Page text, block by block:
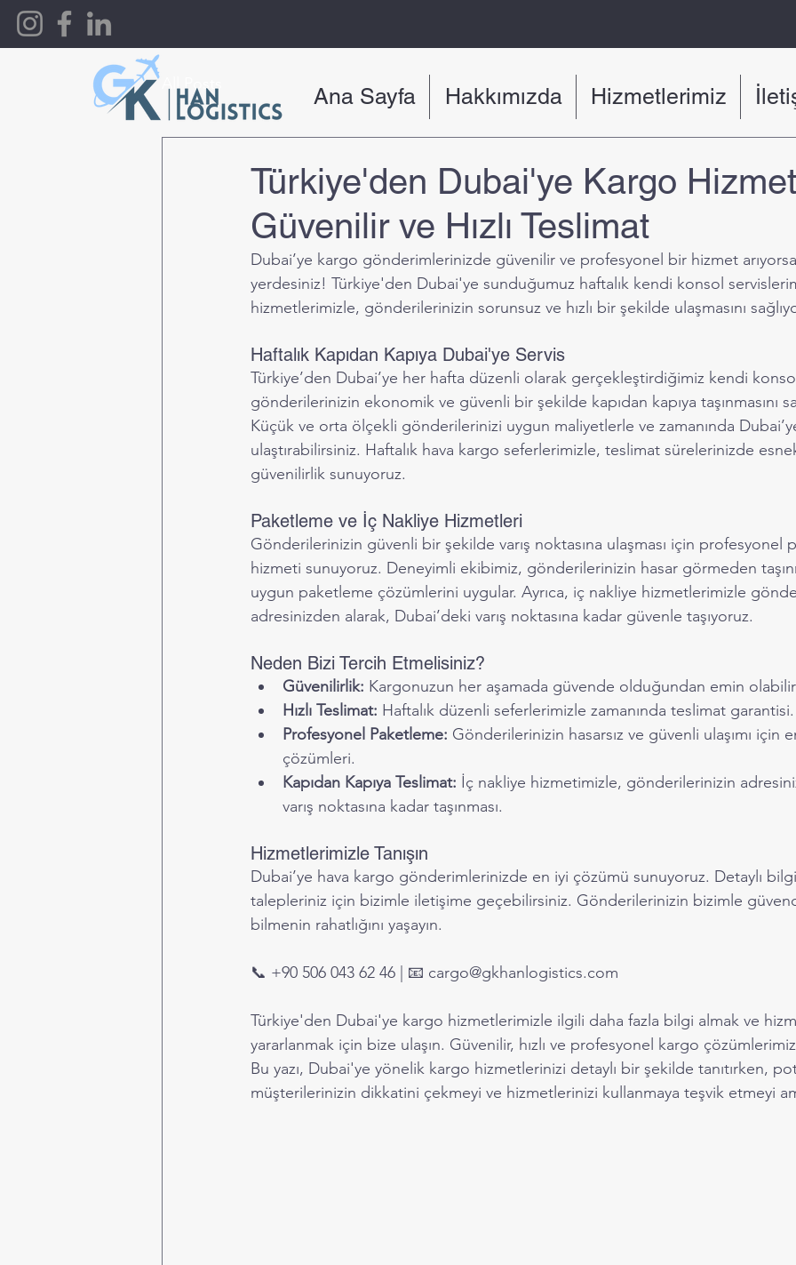
Ana Sayfa Hakkımızda Hizmetlerimiz
All Posts
Türkiye'den Dubai'ye Kargo
Güvenilir ve Hızlı Teslimat
Dubai’ye kargo gönderimlerinizde güvenilir ve profesyonel bir hizmet
yerdesiniz! Türkiye'den Dubai'ye sunduğumuz haftalık kendi konsol
hizmetlerimizle, gönderilerinizin sorunsuz ve hızlı bir şekilde ulaşmasını
Haftalık Kapıdan Kapıya Dubai'ye Servis
Türkiye’den Dubai’ye her hafta düzenli olarak gerçekleştirdiğimiz kendi
gönderilerinizin ekonomik ve güvenli bir şekilde kapıdan kapıya taşınmasını
Küçük ve orta ölçekli gönderilerinizi uygun maliyetlerle ve zamanında
ulaştırabilirsiniz. Haftalık hava kargo seferlerimizle, teslimat sürelerinizde
güvenilirlik sunuyoruz.
Paketleme ve İç Nakliye Hizmetleri
Gönderilerinizin güvenli bir şekilde varış noktasına ulaşması için profesyonel
hizmeti sunuyoruz. Deneyimli ekibimiz, gönderilerinizin hasar görmeden
uygun paketleme çözümlerini uygular. Ayrıca, iç nakliye hizmetlerimizle
adresinizden alarak, Dubai’deki varış noktasına kadar güvenle taşıyoruz.
Neden Bizi Tercih Etmelisiniz?
Güvenilirlik: Kargonuzun her aşamada güvende olduğundan emin
Hızlı Teslimat: Haftalık düzenli seferlerimizle zamanında teslimat garantisi.
Profesyonel Paketleme: Gönderilerinizin hasarsız ve güvenli ulaşımı için
çözümleri.
Kapıdan Kapıya Teslimat: İç nakliye hizmetimizle, gönderilerinizin
varış noktasına kadar taşınması.
Hizmetlerimizle Tanışın
Dubai’ye hava kargo gönderimlerinizde en iyi çözümü sunuyoruz. Detaylı
talepleriniz için bizimle iletişime geçebilirsiniz. Gönderilerinizin bizimle
bilmenin rahatlığını yaşayın.
📞 +90 506 043 62 46 | 📧 cargo@gkhanlogistics.com
Türkiye'den Dubai'ye kargo hizmetlerimizle ilgili daha fazla bilgi almak ve
yararlanmak için bize ulaşın. Güvenilir, hızlı ve profesyonel kargo
Bu yazı, Dubai'ye yönelik kargo hizmetlerinizi detaylı bir şekilde tanıtırken,
müşterilerinizin dikkatini çekmeyi ve hizmetlerinizi kullanmaya teşvik etmeyi